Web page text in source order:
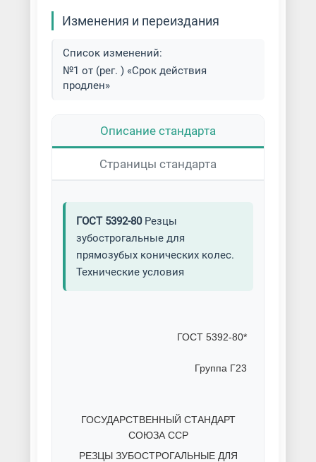
Изменения и переиздания
Список изменений:
№1 от (рег. ) «Срок действия
продлен»
Описание стандарта
Страницы стандарта
ГОСТ 5392-80Резцы
зубострогальные для
прямозубых конических колес.
Технические условия